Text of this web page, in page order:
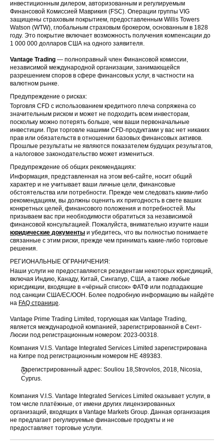
инвестиционным дилером, авторизованным и регулируемым
Финансовой Комиссией Маврикия (FSC). Операции группы VIG
защищены страховым покрытием, предоставленным Willis Towers
Watson (WTW), глобальным страховым брокером, основанным в 1828
году. Это покрытие включает возможность получения компенсации до
1 000 000 долларов США на одного заявителя.
Vantage Trading — полноправный член Финансовой комиссии,
независимой международной организации, занимающейся
разрешением споров в сфере финансовых услуг, в частности на
валютном рынке.
Предупреждение о рисках:
Торговля CFD с использованием кредитного плеча сопряжена со
значительным риском и может не подходить всем инвесторам,
поскольку можно потерять больше, чем ваши первоначальные
инвестиции. При торговле нашими CFD-продуктами у вас нет никаких
прав или обязательств в отношении базовых финансовых активов.
Прошлые результаты не являются показателем будущих результатов,
а налоговое законодательство может измениться.
Предупреждение об общих рекомендациях:
Информация, представленная на этом веб-сайте, носит общий
характер и не учитывает ваши личные цели, финансовые
обстоятельства или потребности. Прежде чем следовать каким-либо
рекомендациям, вы должны оценить их пригодность в свете ваших
конкретных целей, финансового положения и потребностей. Мы
призываем вас при необходимости обратиться за независимой
финансовой консультацией. Пожалуйста, внимательно изучите наши
юридические документы и убедитесь, что вы полностью понимаете
связанные с этим риски, прежде чем принимать какие-либо торговые
решения.
РЕГИОНАЛЬНЫЕ ОГРАНИЧЕНИЯ:
Наши услуги не предоставляются резидентам некоторых юрисдикций,
включая Индию, Канаду, Китай, Сингапур, США, а также любые
юрисдикции, входящие в «чёрный список» ФАТФ или подпадающие
под санкции США/ЕС/ООН. Более подробную информацию вы найдёте
на FAQ странице.
Vantage Prime Trading Limited, торгующая как Vantage Trading,
является международной компанией, зарегистрированной в Сент-
Люсии под регистрационным номером: 2023-00318.
Компания V.I.S. Vantage Integrated Services Limited зарегистрирована
на Кипре под регистрационным номером HE 489383.
Зарегистрированный адрес: Souliou 18,Strovolos, 2018, Nicosia,
Cyprus.
Компания V.I.S. Vantage Integrated Services Limited оказывает услуги, в
том числе платёжные, от имени других лицензированных
организаций, входящих в Vantage Markets Group. Данная организация
не предлагает регулируемые финансовые продукты и не
предоставляет торговые услуги.